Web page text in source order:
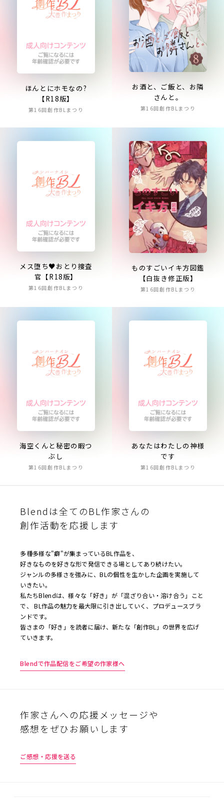
ほんとにホモなの?
【R18版】
第16回創作BLまつり
お酒と、ご飯と、お隣
さんと。
第16回創作BLまつり
メス堕ち♥おとり捜査
官【R18版】
第16回創作BLまつり
ものすごいイキ方図鑑
【白抜き修正版】
第16回創作BLまつり
海空くんと秘密の暇つ
ぶし
第16回創作BLまつり
あなたはわたしの神様
です
第16回創作BLまつり
Blendは全てのBL作家さんの
創作活動を応援します
多種多様な"癖"が集まっているBL作品を、
好きなものを好きな形で発信できる場としてあり続けたい。
ジャンルの多様さを強みに、BLの個性を生かした企画を実施して
いきたい。
私たちBlendは、様々な「好き」が「混ざり合い・溶け合う」こと
で、 BL作品の魅力を最大限に引き出していく、プロデュースブラ
ンドです。
皆さまの「好き」を読者に届け、新たな「創作BL」の世界を広げ
ていきます。
Blendで作品配信をご希望の作家様へ
作家さんへの応援メッセージや
感想をぜひお願いします
ご感想・応援を送る